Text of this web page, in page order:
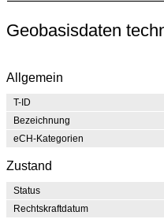
Geobasisdaten
Allgemein
T-ID
Bezeichnung
eCH-Kategorien
Zustand
Status
Rechtskraftdatum